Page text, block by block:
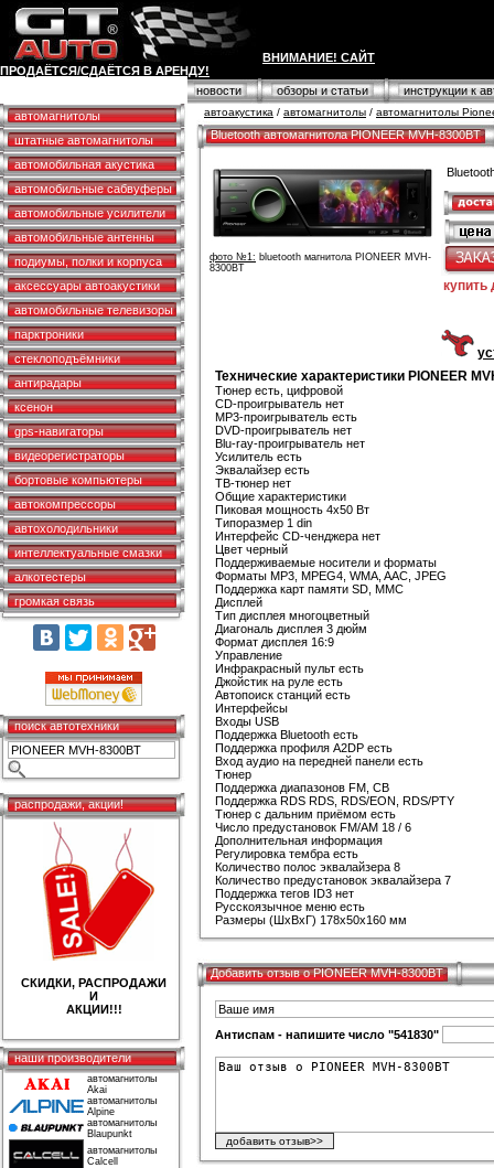
ВНИМАНИЕ! САЙТ
ПРОДАЁТСЯ/СДАЁТСЯ В АРЕНДУ!
новости обзоры и статьи
инструкции к
автомагнитолы
штатные автомагнитолы
автомобильная акустика
автомобильные сабвуферы
автомобильные усилители
автомобильные антенны
подиумы, полки и корпуса
аксессуары автоакустики
автомобильные телевизоры
парктроники
стеклоподъёмники
антирадары
ксенон
gps-навигаторы
видеорегистраторы
бортовые компьютеры
автокомпрессоры
автохолодильники
интеллектуальные смазки
алкотестеры
громкая связь
поиск автотехники
распродажи, акции!
СКИДКИ, РАСПРОДАЖИ
И
АКЦИИ!!!
наши производители
автомагнитолы
Akai
автомагнитолы
Alpine
автомагнитолы
Blaupunkt
автомагнитолы
Calcell
автоакустика / автомагнитолы / автомагнитолы
Bluetooth автомагнитола PIONEER MVH-8300BT
фото №1: bluetooth магнитола PIONEER MVH-
8300BT
купить
Технические характеристики PIONEER
Тюнер есть, цифровой
CD-проигрыватель нет
MP3-проигрыватель есть
DVD-проигрыватель нет
Blu-ray-проигрыватель нет
Усилитель есть
Эквалайзер есть
ТВ-тюнер нет
Общие характеристики
Пиковая мощность 4x50 Вт
Типоразмер 1 din
Интерфейс CD-ченджера нет
Цвет черный
Поддерживаемые носители и форматы
Форматы MP3, MPEG4, WMA, AAC, JPEG
Поддержка карт памяти SD, MMC
Дисплей
Тип дисплея многоцветный
Диагональ дисплея 3 дюйм
Формат дисплея 16:9
Управление
Инфракрасный пульт есть
Джойстик на руле есть
Автопоиск станций есть
Интерфейсы
Входы USB
Поддержка Bluetooth есть
Поддержка профиля A2DP есть
Вход аудио на передней панели есть
Тюнер
Поддержка диапазонов FM, СВ
Поддержка RDS RDS, RDS/EON, RDS/PTY
Тюнер с дальним приёмом есть
Число предустановок FM/AM 18 / 6
Дополнительная информация
Регулировка тембра есть
Количество полос эквалайзера 8
Количество предустановок эквалайзера 7
Поддержка тегов ID3 нет
Русскоязычное меню есть
Размеры (ШхВхГ) 178x50x160 мм
Добавить отзыв о PIONEER MVH-8300BT
Антиспам - напишите число "541830"